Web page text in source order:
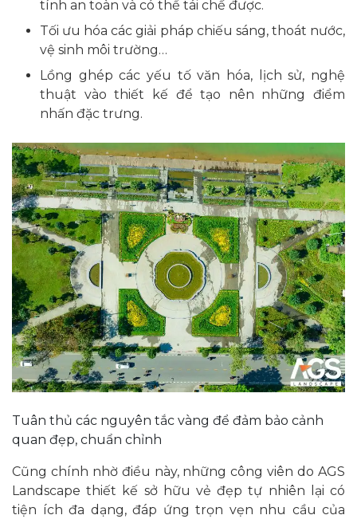
tính an toàn và có thể tái chế được.
Tối ưu hóa các giải pháp chiếu sáng, thoát nước,
vệ sinh môi trường…
Lồng ghép các yếu tố văn hóa, lịch sử, nghệ
thuật vào thiết kế để tạo nên những điểm
nhấn đặc trưng.
Tuân thủ các nguyên tắc vàng để đảm bảo cảnh
quan đẹp, chuẩn chỉnh
Cũng chính nhờ điều này, những công viên do AGS
Landscape thiết kế sở hữu vẻ đẹp tự nhiên lại có
tiện ích đa dạng, đáp ứng trọn vẹn nhu cầu của